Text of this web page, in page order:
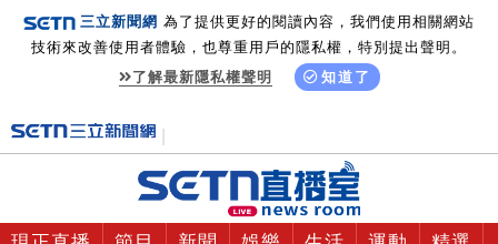
三立新聞網 為了提供更好的閱讀內容，我們使用相關網站
技術來改善使用者體驗，也尊重用戶的隱私權，特別提出聲明。
了解最新隱私權聲明
知道了